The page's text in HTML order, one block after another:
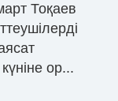
Тоқаев
ор...